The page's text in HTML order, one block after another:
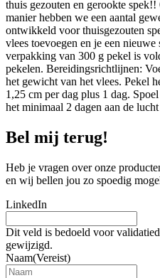
thuis gezouten en gerookte
manier hebben we een aantal
ontwikkeld voor thuisgezouten
vlees toevoegen en je een
verpakking van 300 g pekel is
pekelen. Bereidingsrichtlijnen:
het gewicht van het vlees. Pekel
1,25 cm per dag plus 1 dag.
het minimaal 2 dagen aan de
Bel mij terug!
Heb je vragen over onze
en wij bellen jou zo spoedig
LinkedIn
Dit veld is bedoeld voor
gewijzigd.
Naam(Vereist)